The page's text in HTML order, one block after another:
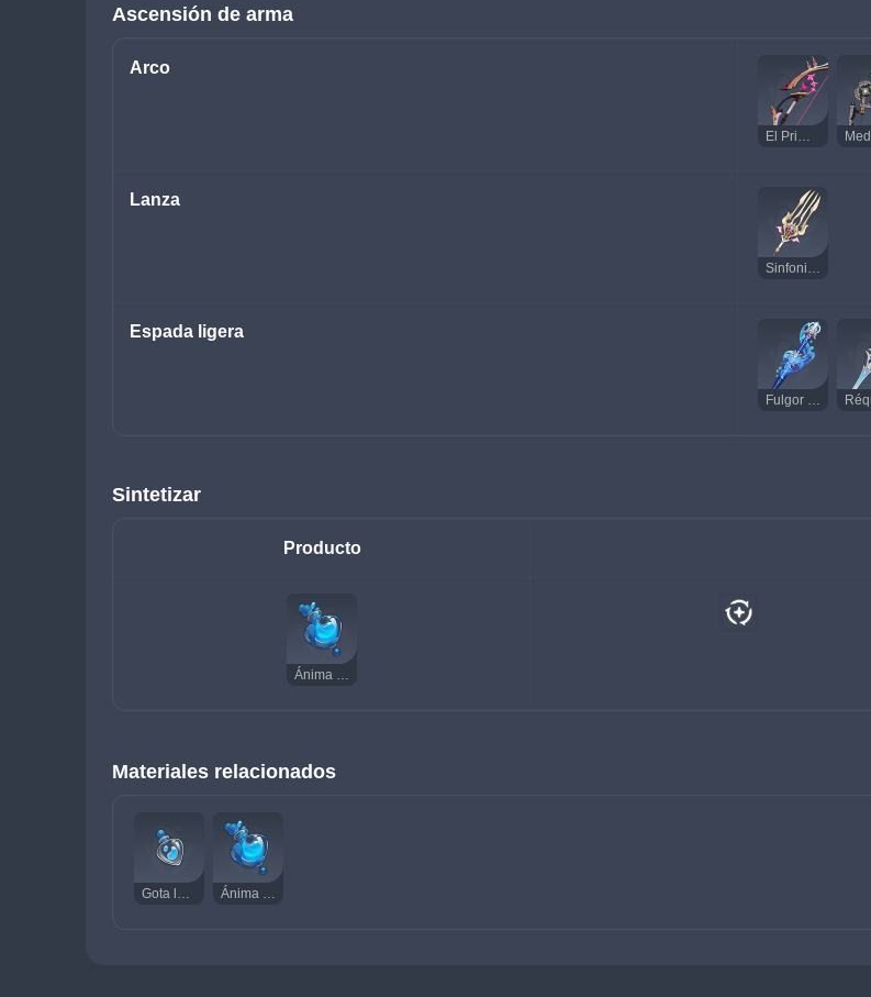
Ascensión de arma
Arco
El Primer Gran Número de Magia
Lanza
Sinfonista de Aromas
Espada ligera
Fulgor de las Aguas Calmas
Sintetizar
Producto
Ánima Legamosa neonata
Materiales relacionados
Gota legamosa Ánima Legamosa neonata